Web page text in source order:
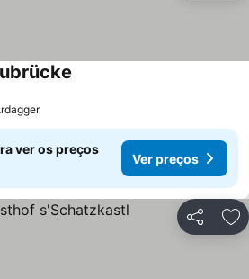
ver os preços
Ver preços
Partilhar